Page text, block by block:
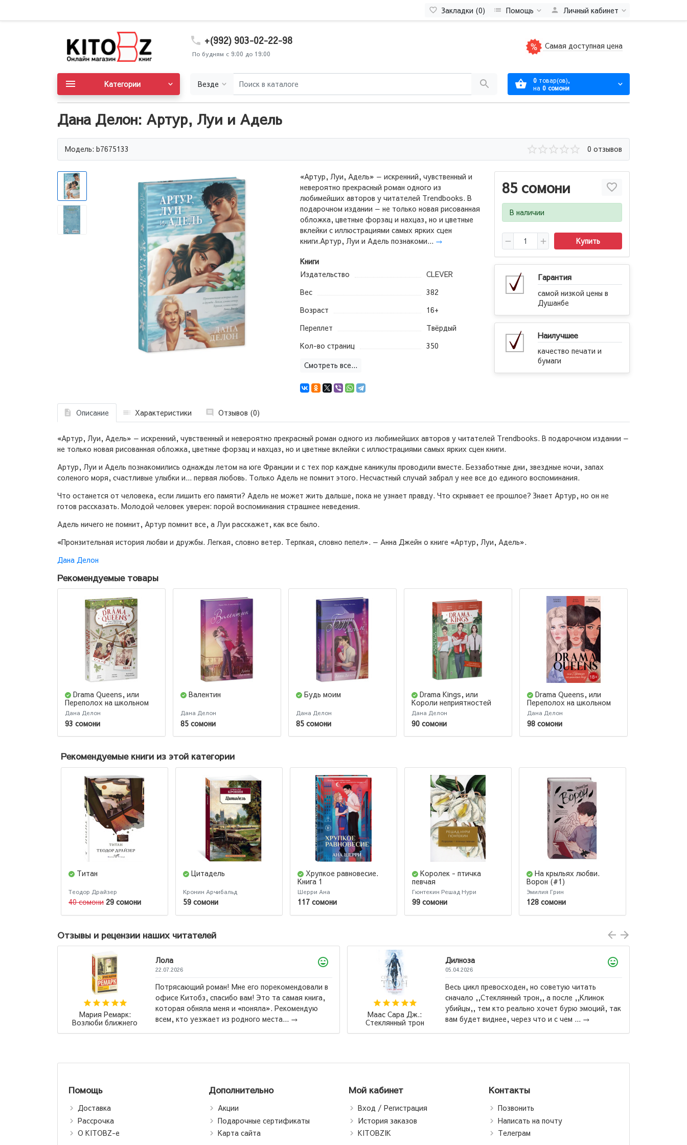
Закладки (0) Помощь Личный кабинет
+(992) 903-02-22-98
По будням с 9:00 до 19:00
Самая доступная цена
Везде 0 товар(ов),
на 0 сомони
Категории
Дана Делон: Артур, Луи и Адель
Модель: b7675133 0 отзывов
85 сомони
В наличии
Купить
Гарантия
самой низкой цены в
Душанбе
Наилучшее
качество печати и
бумаги
«Артур, Луи, Адель» — искренний, чувственный и
невероятно прекрасный роман одного из
любимейших авторов у читателей Trendbooks. В
подарочном издании — не только новая рисованная
обложка, цветные форзац и нахцаз, но и цветные
вклейки с иллюстрациями самых ярких сцен
книги.Артур, Луи и Адель познакоми... →
Книги
Издательство
CLEVER
Вес
382
Возраст
16+
Переплет
Твёрдый
Кол-во страниц
350
Смотреть все...
Описание Характеристики Отзывов (0)
«Артур, Луи, Адель» — искренний, чувственный и невероятно прекрасный роман одного из любимейших авторов у читателей Trendbooks. В подарочном издании —
не только новая рисованная обложка, цветные форзац и нахцаз, но и цветные вклейки с иллюстрациями самых ярких сцен книги.
Артур, Луи и Адель познакомились однажды летом на юге Франции и с тех пор каждые каникулы проводили вместе. Беззаботные дни, звездные ночи, запах
соленого моря, счастливые улыбки и... первая любовь. Только Адель не помнит этого. Несчастный случай забрал у нее все до единого воспоминания.
Что останется от человека, если лишить его памяти? Адель не может жить дальше, пока не узнает правду. Что скрывает ее прошлое? Знает Артур, но он не
готов рассказать. Молодой человек уверен: порой воспоминания страшнее неведения.
Адель ничего не помнит, Артур помнит все, а Луи расскажет, как все было.
«Пронзительная история любви и дружбы. Легкая, словно ветер. Терпкая, словно пепел». — Анна Джейн о книге «Артур, Луи, Адель».
Дана Делон
Рекомендуемые товары
Drama Queens, или
Переполох на школьном
балу
Дана Делон
93 сомони
Валентин
Дана Делон
85 сомони
Будь моим
Дана Делон
85 сомони
Drama Kings, или
Короли неприятностей
Дана Делон
90 сомони
Drama Queens, или
Переполох на школьном
балу
Дана Делон
98 сомони
Рекомендуемые книги из этой категории
Титан
Теодор Драйзер
40 сомони 29 сомони
Цитадель
Кронин Арчибальд
59 сомони
Хрупкое равновесие.
Книга 1
Шерри Ана
117 сомони
Королек - птичка
певчая
Гюнтекин Решад Нури
99 сомони
На крыльях любви.
Ворон (#1)
Эмилия Грин
128 сомони
Отзывы и рецензии наших читателей
Мне его порекомендовали в
вам! Это та самая книга,
и «поняла». Рекомендую
из родного места... →
Маас Сара Дж.:
Стеклянный трон
Весь цикл превосходен, но советую читать
сначало ,,Стеклянный трон,, а после ,,Клинок
убийцы,, тем кто реально хочет бурю эмоций, так
вам будет виднее, через что и с чем ...→
Маас Сара Дж.:
Стеклянный трон
могу сказать, что книга классная, у меня есть
цикл, и я поняла многое из нее. Но последняя
книга ,,Королевство пепла,, меня разбила, это
было как глотать стекло, но ...
Помощь
Доставка
Рассрочка
О KITOBZ-е
Дополнительно
Акции
Подарочные сертификаты
Карта сайта
Мой кабинет
Вход / Регистрация
История заказов
KITOBZIK
Контакты
Позвонить
Написать на почту
Телеграм